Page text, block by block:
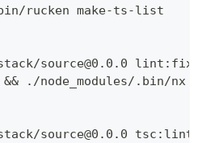
rucken make-ts-list
source@0.0.0 lint:fix
./node_modules/.bin/
source@0.0.0 tsc:lint